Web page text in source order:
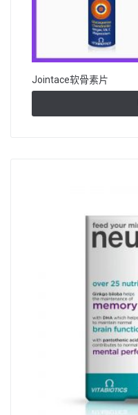
Jointace软骨素片